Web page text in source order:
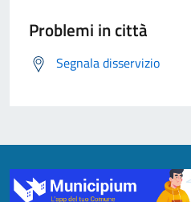
Problemi in città
Segnala disservizio